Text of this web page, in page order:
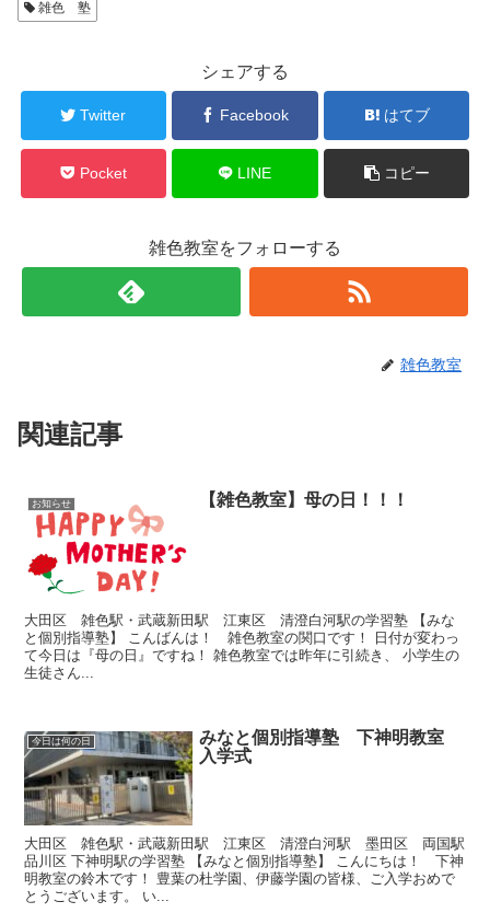
雑色 塾
シェアする
Twitter Facebook はてブ
Pocket LINE コピー
雑色教室をフォローする
雑色教室
関連記事
お知らせ 【雑色教室】母の日！！！
大田区 雑色駅・武蔵新田駅 江東区 清澄白河駅の学習塾 【みな
と個別指導塾】 こんばんは！ 雑色教室の関口です！ 日付が変わっ
て今日は『母の日』ですね！ 雑色教室では昨年に引続き、 小学生の
生徒さん...
今日は何の日
みなと個別指導塾 下神明教室
入学式
大田区 雑色駅・武蔵新田駅 江東区 清澄白河駅 墨田区 両国駅
品川区 下神明駅の学習塾 【みなと個別指導塾】 こんにちは！ 下神
明教室の鈴木です！ 豊葉の杜学園、伊藤学園の皆様、ご入学おめで
とうございます。 い...